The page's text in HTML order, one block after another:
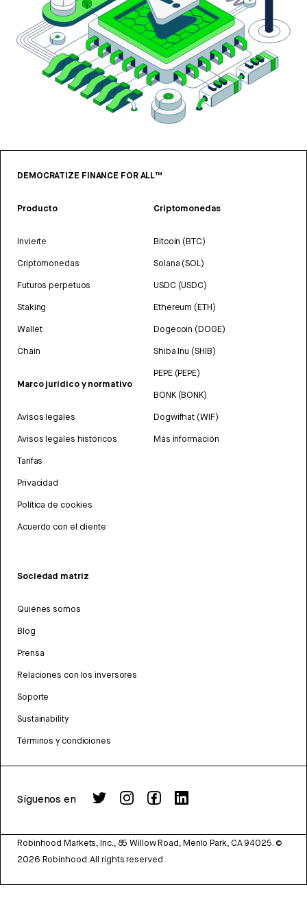
DEMOCRATIZE FINANCE FOR ALL™
Producto
Invierte
Criptomonedas
Futuros perpetuos
Staking
Wallet
Chain
Marco jurídico y normativo
Avisos legales
Avisos legales históricos
Tarifas
Privacidad
Política de cookies
Acuerdo con el cliente
Criptomonedas
Bitcoin (BTC)
Solana (SOL)
USDC (USDC)
Ethereum (ETH)
Dogecoin (DOGE)
Shiba Inu (SHIB)
PEPE (PEPE)
BONK (BONK)
Dogwifhat (WIF)
Más información
Sociedad matriz
Quiénes somos
Blog
Prensa
Relaciones con los inversores
Soporte
Sustainability
Términos y condiciones
Síguenos en
Robinhood Markets, Inc., 85 Willow Road, Menlo Park, CA 94025. ©
2026 Robinhood. All rights reserved.